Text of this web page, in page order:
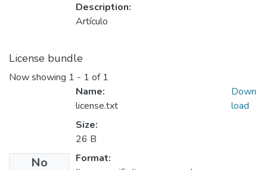
Description:
Artículo
License bundle
Now showing 1 - 1 of 1
No
Name:
license.txt
Size:
26 B
Format:
Down
load